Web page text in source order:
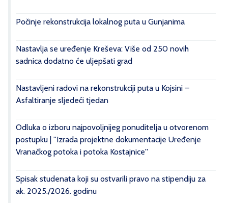
Počinje rekonstrukcija lokalnog puta u Gunjanima
Nastavlja se uređenje Kreševa: Više od 250 novih
sadnica dodatno će uljepšati grad
Nastavljeni radovi na rekonstrukciji puta u Kojsini –
Asfaltiranje sljedeći tjedan
Odluka o izboru najpovoljnijeg ponuditelja u otvorenom
postupku | ''Izrada projektne dokumentacije Uređenje
Vranačkog potoka i potoka Kostajnice''
Spisak studenata koji su ostvarili pravo na stipendiju za
ak. 2025./2026. godinu